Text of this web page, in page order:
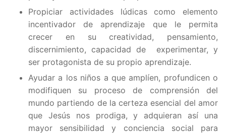
Propiciar actividades lúdicas como elemento
incentivador de aprendizaje que le permita
crecer en su creatividad, pensamiento,
discernimiento, capacidad de experimentar, y
ser protagonista de su propio aprendizaje.
Ayudar a los niños a que amplíen, profundicen o
modifiquen su proceso de comprensión del
mundo partiendo de la certeza esencial del amor
que Jesús nos prodiga, y adquieran así una
mayor sensibilidad y conciencia social para